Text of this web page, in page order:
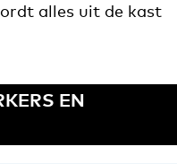
alles uit de kast
EN